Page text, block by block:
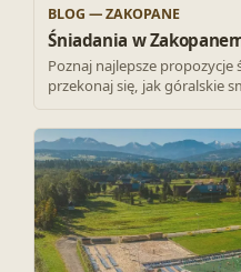
BLOG — ZAKOPANE
Śniadania w
Poznaj najlepsze
przekonaj się, jak góralskie